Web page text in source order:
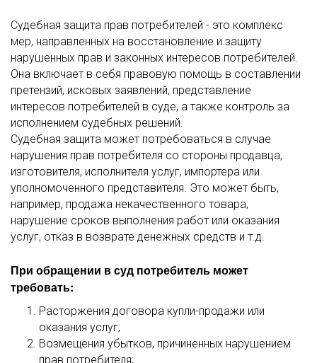
Судебная защита прав потребителей - это комплекс
мер, направленных на восстановление и защиту
нарушенных прав и законных интересов потребителей.
Она включает в себя правовую помощь в составлении
претензий, исковых заявлений, представление
интересов потребителей в суде, а также контроль за
исполнением судебных решений.
Судебная защита может потребоваться в случае
нарушения прав потребителя со стороны продавца,
изготовителя, исполнителя услуг, импортера или
уполномоченного представителя. Это может быть,
например, продажа некачественного товара,
нарушение сроков выполнения работ или оказания
услуг, отказ в возврате денежных средств и т.д.
При обращении в суд потребитель может
требовать:
Расторжения договора купли-продажи или
оказания услуг;
Возмещения убытков, причиненных нарушением
прав потребителя;